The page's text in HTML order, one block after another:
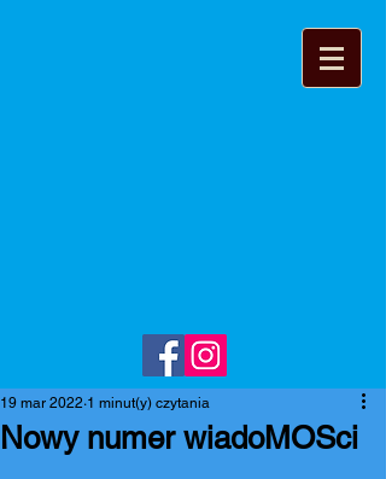
Nowy numer wiadoMOSci
19 mar 2022 1 minut(y) czytania